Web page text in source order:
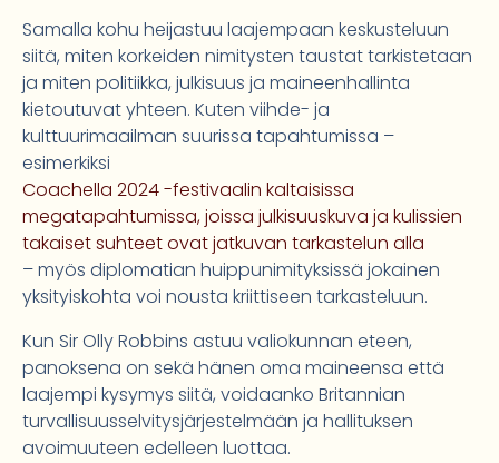
Samalla kohu heijastuu laajempaan keskusteluun
siitä, miten korkeiden nimitysten taustat tarkistetaan
ja miten politiikka, julkisuus ja maineenhallinta
kietoutuvat yhteen. Kuten viihde- ja
kulttuurimaailman suurissa tapahtumissa –
esimerkiksi
Coachella 2024 -festivaalin kaltaisissa
megatapahtumissa, joissa julkisuuskuva ja kulissien
takaiset suhteet ovat jatkuvan tarkastelun alla
– myös diplomatian huippunimityksissä jokainen
yksityiskohta voi nousta kriittiseen tarkasteluun.
Kun Sir Olly Robbins astuu valiokunnan eteen,
panoksena on sekä hänen oma maineensa että
laajempi kysymys siitä, voidaanko Britannian
turvallisuusselvitysjärjestelmään ja hallituksen
avoimuuteen edelleen luottaa.